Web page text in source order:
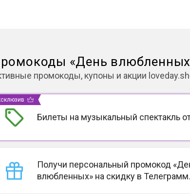
«День влюбленных
промокоды, купоны и акции
Билеты на музыкальный спектакль
Получи персональный промокод
влюбленных» на скидку в Телеграмм.